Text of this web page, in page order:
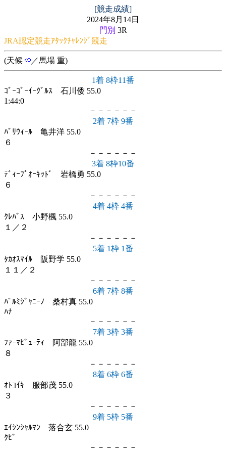
[競走成績]
2024年8月14日
門別 3R
JRA認定競走ｱﾀｯｸﾁｬﾚﾝｼﾞ競走
(天候 ／馬場 重)
1着 8枠11番
ｺﾞｰｺﾞｰｲｰｸﾞﾙｽ 石川倭 55.0
1:44:0
－－－－－－
2着 7枠 9番
ﾊﾞﾘｳｨｰﾙ 亀井洋 55.0
６
－－－－－－
3着 8枠10番
ﾃﾞｨｰﾌﾟｵｰｷｯﾄﾞ 岩橋勇 55.0
６
－－－－－－
4着 4枠 4番
ｸﾚﾊﾞｽ 小野楓 55.0
１／２
－－－－－－
5着 1枠 1番
ﾀｶｵｽﾏｲﾙ 阪野学 55.0
１１／２
－－－－－－
6着 7枠 8番
ﾊﾟﾙﾐｼﾞｬﾆｰﾉ 桑村真 55.0
ﾊﾅ
－－－－－－
7着 3枠 3番
ﾌｧｰﾏﾋﾞｭｰﾃｨ 阿部龍 55.0
８
－－－－－－
8着 6枠 6番
ｵﾄｺｲｷ 服部茂 55.0
３
－－－－－－
9着 5枠 5番
ｴｲｼﾝｼｬﾙﾏﾝ 落合玄 55.0
ｸﾋﾞ
－－－－－－